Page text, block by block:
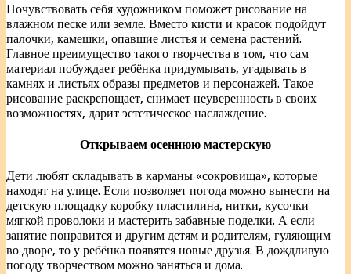
Почувствовать себя художником поможет рисование на
влажном песке или земле. Вместо кисти и красок подойдут
палочки, камешки, опавшие листья и семена растений.
Главное преимущество такого творчества в том, что сам
материал побуждает ребёнка придумывать, угадывать в
камнях и листьях образы предметов и персонажей. Такое
рисование раскрепощает, снимает неуверенность в своих
возможностях, дарит эстетическое наслаждение.
Открываем осеннюю мастерскую
Дети любят складывать в карманы «сокровища», которые
находят на улице. Если позволяет погода можно вынести на
детскую площадку коробку пластилина, нитки, кусочки
мягкой проволоки и мастерить забавные поделки. А если
занятие понравится и другим детям и родителям, гуляющим
во дворе, то у ребёнка появятся новые друзья. В дождливую
погоду творчеством можно заняться и дома.